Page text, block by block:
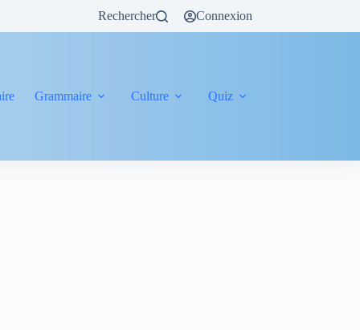
Rechercher Connexion
Grammaire Culture Quiz